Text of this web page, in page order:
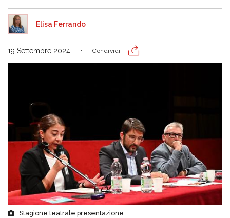
Elisa Ferrando
19 Settembre 2024 Condividi
Stagione teatrale presentazione